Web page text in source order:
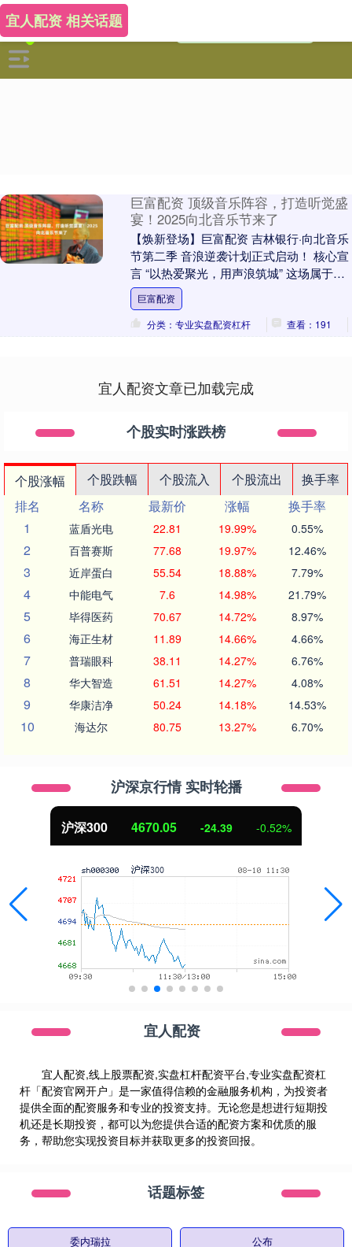
宜人配资 相关话题
巨富配资 顶级音乐阵容，打造听觉盛
宴！2025向北音乐节来了
【焕新登场】巨富配资 吉林银行·向北音乐
节第二季 音浪逆袭计划正式启动！ 核心宣
言 “以热爱聚光，用声浪筑城” 这场属于城
市的青春共振即将引爆—— 在这里，旋
律....
巨富配资
分类：专业实盘配资杠杆
查看：191
宜人配资文章已加载完成
个股实时涨跌榜
个股涨幅 个股跌幅 个股流入 个股流出
换手率
排名
名称 最新价 涨幅
换手率
1
蓝盾光电 22.81 19.99% 0.55%
2 百普赛斯 77.68 19.97% 12.46%
3 近岸蛋白 55.54 18.88% 7.79%
4 中能电气 7.6 14.98% 21.79%
5 毕得医药 70.67 14.72% 8.97%
6 海正生材 11.89 14.66% 4.66%
7 普瑞眼科 38.11 14.27% 6.76%
8 华大智造 61.51 14.27% 4.08%
9 华康洁净 50.24 14.18% 14.53%
10 海达尔 80.75 13.27% 6.70%
沪深京行情 实时轮播
北证50 1125.45 -8.79
宜人配资
宜人配资,线上股票配资,实盘杠杆配资平台,专业实盘配资杠
杆「配资官网开户」是一家值得信赖的金融服务机构，为投资者
提供全面的配资服务和专业的投资支持。无论您是想进行短期投
机还是长期投资，都可以为您提供合适的配资方案和优质的服
务，帮助您实现投资目标并获取更多的投资回报。
话题标签
委内瑞拉 公布